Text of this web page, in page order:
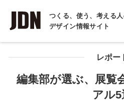
つくる、使う、考える
デザイン情報サイト
INTERVIEW
インタビュー
REPORT レポー
編集部が選ぶ、展覧
アル5